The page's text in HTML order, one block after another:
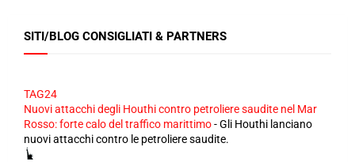
SITI/BLOG CONSIGLIATI & PARTNERS
TAG24
Nuovi attacchi degli Houthi contro petroliere saudite nel Mar
Rosso: forte calo del traffico marittimo-Gli Houthi lanciano
nuovi attacchi contro le petroliere saudite.